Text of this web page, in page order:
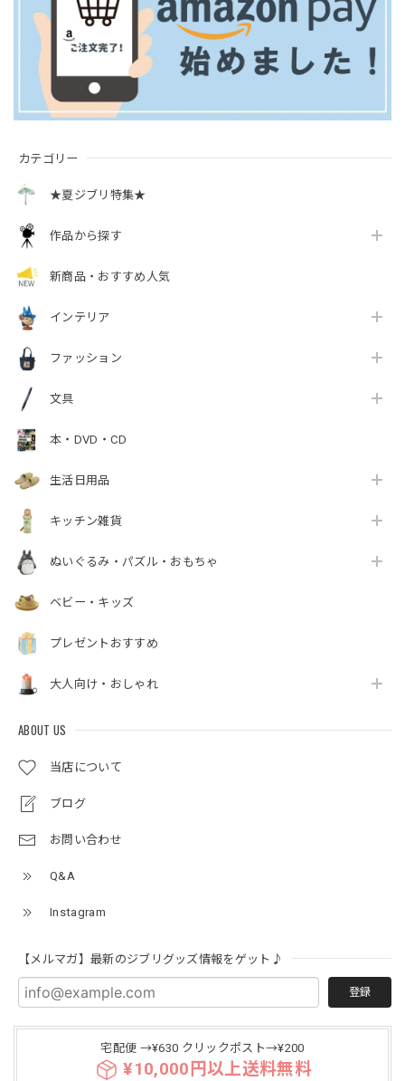
カテゴリー
★夏ジブリ特集★
作品から探す
新商品・おすすめ人気
インテリア
ファッション
文具
本・DVD・CD
生活日用品
キッチン雑貨
ぬいぐるみ・パズル・おもちゃ
ベビー・キッズ
プレゼントおすすめ
大人向け・おしゃれ
ABOUT US
当店について
ブログ
お問い合わせ
Q&A
Instagram
【メルマガ】最新のジブリグッズ情報をゲット♪
登録
宅配便 →¥630 クリックポスト→¥200
¥10,000円以上送料無料